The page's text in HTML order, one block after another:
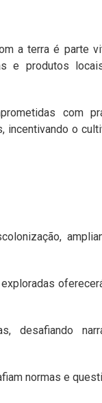
a terra é parte
e produtos
com
incentivando o
desafiando
normas e